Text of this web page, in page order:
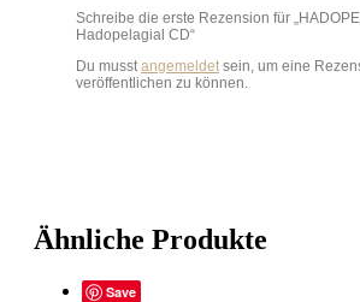
Schreibe die erste Rezension für
Hadopelagial CD“
Du musstangemeldetsein, um eine
veröffentlichen zu können.
Ähnliche Produkte
Save